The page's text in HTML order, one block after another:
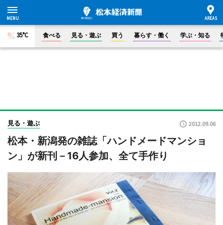
35°C 食べる 見る・遊ぶ 買う 暮らす・働く 学ぶ・知る
見る・遊ぶ 2012.09.06
松本・新潟発の雑誌「ハンドメードマンショ
ン」が新刊－16人参加、全て手作り